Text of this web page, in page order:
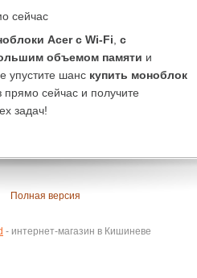
сейчас
Acer с Wi-Fi , с
объемом памяти и
упустите шанс купить моноблок
прямо сейчас и получите
задач!
Полная версия
- интернет-магазин в Кишиневе